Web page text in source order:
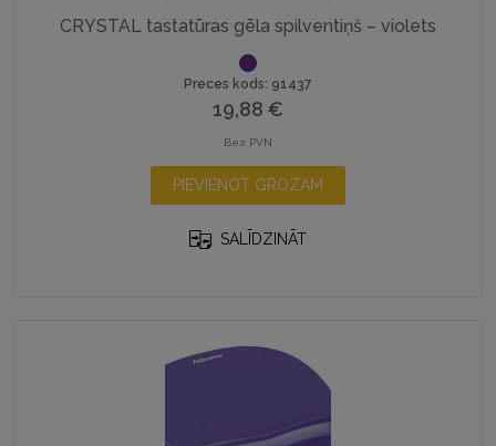
CRYSTAL tastatūras gēla spilventiņš – violets
Preces kods: 91437
19,88 €
Bez PVN
PIEVIENOT GROZAM
SALĪDZINĀT